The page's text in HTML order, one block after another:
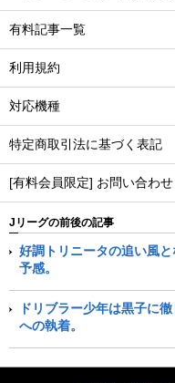
有料記事一覧
利用規約
対応機種
特定商取引法に基づく表記
[有料会員限定] お問い合わせ
Jリーグの前後の記事
好調トリニータの追い風
予感。
ドリブラー少年は黒子に
への執着。